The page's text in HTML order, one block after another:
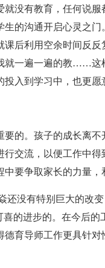
就没有教育，任何说
的沟通开启心灵之
后利用空余时间反
就一遍一遍的教……这
入到学习中，也更愿
要的。孩子的成长离
交流，以便工作中
要争取家长的力量，
还没有特别巨大的改
喜的进步的。在今后
育导师工作更具针对